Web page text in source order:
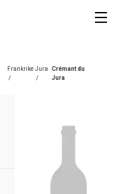
Frankrike
/
Jura
/
Crémant du
Jura